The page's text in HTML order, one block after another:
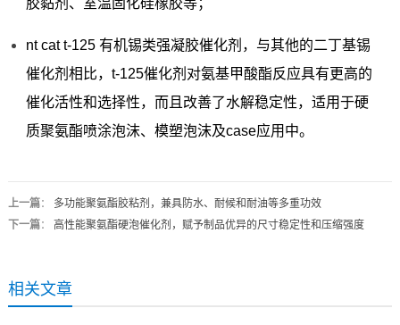
胶黏剂、室温固化硅橡胶等；
nt cat t-125 有机锡类强凝胶催化剂，与其他的二丁基锡
催化剂相比，t-125催化剂对氨基甲酸酯反应具有更高的
催化活性和选择性，而且改善了水解稳定性，适用于硬
质聚氨酯喷涂泡沫、模塑泡沫及case应用中。
上一篇： 多功能聚氨酯胶粘剂，兼具防水、耐候和耐油等多重功效
下一篇： 高性能聚氨酯硬泡催化剂，赋予制品优异的尺寸稳定性和压缩强度
相关文章